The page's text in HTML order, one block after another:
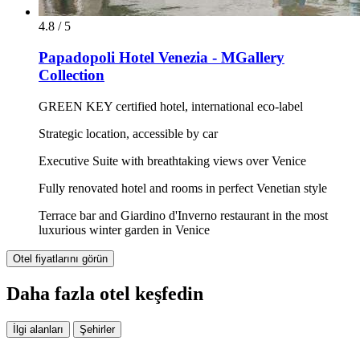
4.8 / 5
Papadopoli Hotel Venezia - MGallery
Collection
GREEN KEY certified hotel, international eco-label
Strategic location, accessible by car
Executive Suite with breathtaking views over Venice
Fully renovated hotel and rooms in perfect Venetian style
Terrace bar and Giardino d'Inverno restaurant in the most
luxurious winter garden in Venice
Otel fiyatlarını görün
Daha fazla otel keşfedin
İlgi alanları Şehirler